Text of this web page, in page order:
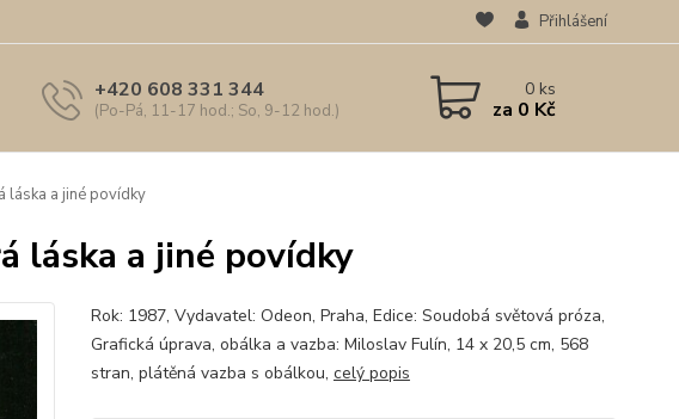
Přihlášení
+420 608 331 344
(Po-Pá, 11-17 hod.; So, 9-12 hod.)
0ks
za 0 Kč
láska a jiné povídky
láska a jiné povídky
Rok: 1987, Vydavatel: Odeon, Praha, Edice: Soudobá světová próza,
Grafická úprava, obálka a vazba: Miloslav Fulín, 14 x 20,5 cm, 568
stran, plátěná vazba s obálkou, celý popis